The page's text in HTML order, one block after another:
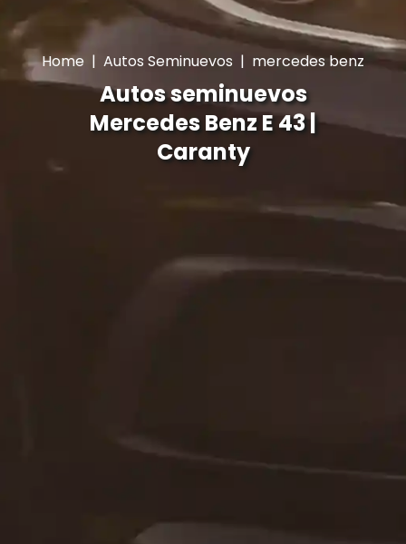
Home | Autos Seminuevos | mercedes benz
Autos seminuevos
Mercedes Benz E 43 |
Caranty